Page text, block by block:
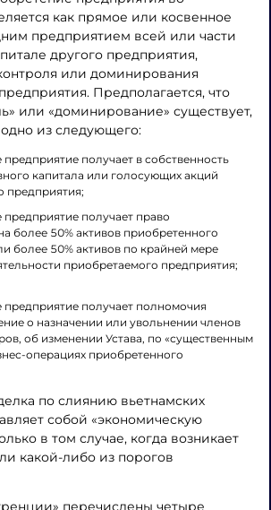
как прямое или косвенное
предприятием всей или части
другого предприятия,
или доминирования
Предполагается, что
или «доминирование» существует,
из следующего:
получает в собственность
капитала или голосующих акций
предприятия;
получает право
более 50% активов приобретенного
более 50% активов по крайней мере
приобретаемого предприятия;
получает полномочия
о назначении или увольнении членов
об изменении Устава, по «существенным
операциях приобретенного
по слиянию вьетнамских
собой «экономическую
в том случае, когда возникает
какой-либо из порогов